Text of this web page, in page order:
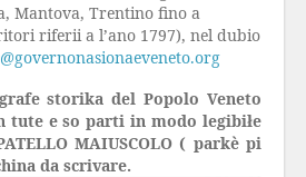
Mantova, Trentino fino a
riferii a l’ano 1797), nel dubio
storika del Popolo Veneto
tute e so parti in modo legibiłe
MAIUSCOLO ( parkè pi
da scrivare.